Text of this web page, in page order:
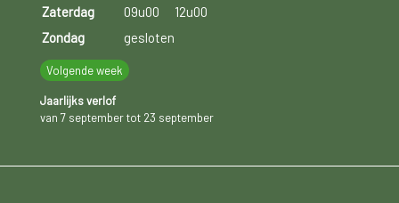
Zaterdag
09u00
12u00
Zondag
gesloten
Volgende week
Jaarlijks verlof
van 7 september tot 23 september